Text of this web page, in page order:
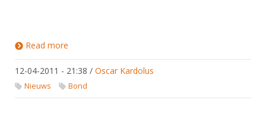
Read more
12-04-2011 - 21:38 / Oscar Kardolus
Nieuws Bond